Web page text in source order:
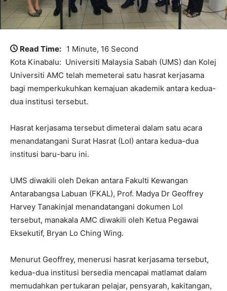
Read Time: 1 Minute, 16 Second
Kota Kinabalu: Universiti Malaysia Sabah (UMS) dan Kolej
Universiti AMC telah memeterai satu hasrat kerjasama
bagi memperkukuhkan kemajuan akademik antara kedua-
dua institusi tersebut.
Hasrat kerjasama tersebut dimeterai dalam satu acara
menandatangani Surat Hasrat (LoI) antara kedua-dua
institusi baru-baru ini.
UMS diwakili oleh Dekan antara Fakulti Kewangan
Antarabangsa Labuan (FKAL), Prof. Madya Dr Geoffrey
Harvey Tanakinjal menandatangani dokumen LoI
tersebut, manakala AMC diwakili oleh Ketua Pegawai
Eksekutif, Bryan Lo Ching Wing.
Menurut Geoffrey, menerusi hasrat kerjasama tersebut,
kedua-dua institusi bersedia mencapai matlamat dalam
memudahkan pertukaran pelajar, pensyarah, kakitangan,